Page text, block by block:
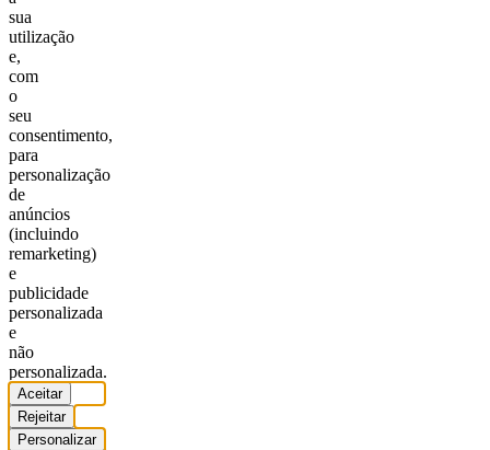
sua
utilização
e,
com
o
seu
consentimento,
para
personalização
de
anúncios
(incluindo
remarketing)
e
publicidade
personalizada
e
não
personalizada.
Aceitar
Rejeitar
Personalizar